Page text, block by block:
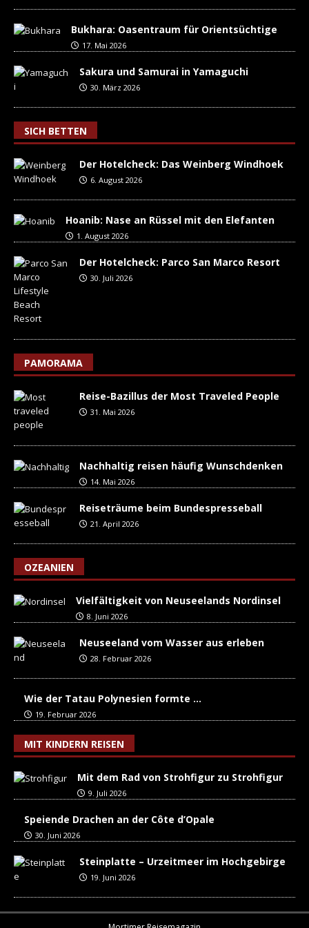
Bukhara: Oasentraum für Orientsüchtige
17. Mai 2026
Sakura und Samurai in Yamaguchi
30. März 2026
SICH BETTEN
Der Hotelcheck: Das Weinberg Windhoek
6. August 2026
Hoanib: Nase an Rüssel mit den Elefanten
1. August 2026
Der Hotelcheck: Parco San Marco Resort
30. Juli 2026
PAMORAMA
Reise-Bazillus der Most Traveled People
31. Mai 2026
Nachhaltig reisen häufig Wunschdenken
14. Mai 2026
Reiseträume beim Bundespresseball
21. April 2026
OZEANIEN
Vielfältigkeit von Neuseelands Nordinsel
8. Juni 2026
Neuseeland vom Wasser aus erleben
28. Februar 2026
Wie der Tatau Polynesien formte …
19. Februar 2026
MIT KINDERN REISEN
Mit dem Rad von Strohfigur zu Strohfigur
9. Juli 2026
Speiende Drachen an der Côte d’Opale
30. Juni 2026
Steinplatte – Urzeitmeer im Hochgebirge
19. Juni 2026